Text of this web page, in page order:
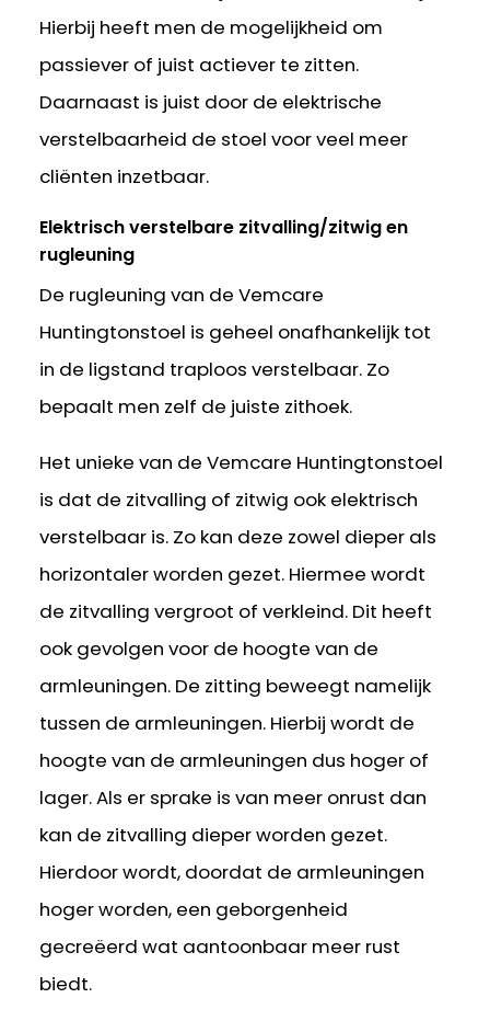
Hierbij heeft men de mogelijkheid om
passiever of juist actiever te zitten.
Daarnaast is juist door de elektrische
verstelbaarheid de stoel voor veel meer
cliënten inzetbaar.
Elektrisch verstelbare zitvalling/zitwig en
rugleuning
De rugleuning van de Vemcare
Huntingtonstoel is geheel onafhankelijk tot
in de ligstand traploos verstelbaar. Zo
bepaalt men zelf de juiste zithoek.
Het unieke van de Vemcare Huntingtonstoel
is dat de zitvalling of zitwig ook elektrisch
verstelbaar is. Zo kan deze zowel dieper als
horizontaler worden gezet. Hiermee wordt
de zitvalling vergroot of verkleind. Dit heeft
ook gevolgen voor de hoogte van de
armleuningen. De zitting beweegt namelijk
tussen de armleuningen. Hierbij wordt de
hoogte van de armleuningen dus hoger of
lager. Als er sprake is van meer onrust dan
kan de zitvalling dieper worden gezet.
Hierdoor wordt, doordat de armleuningen
hoger worden, een geborgenheid
gecreëerd wat aantoonbaar meer rust
biedt.